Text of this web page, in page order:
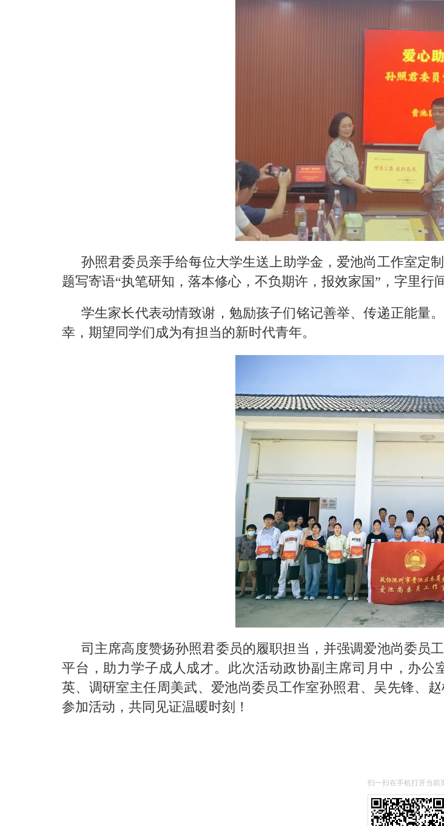
孙照君委员亲手给每位大学生送上助学金，爱池尚工作室
题写寄语“执笔研知，落本修心，不负期许，报效家国”，字里行
学生家长代表动情致谢，勉励孩子们铭记善举、传递正能量
幸，期望同学们成为有担当的新时代青年。
司主席高度赞扬孙照君委员的履职担当，并强调爱池尚委员
平台，助力学子成人成才。此次活动政协副主席司月中，办
英、调研室主任周美武、爱池尚委员工作室孙照君、吴先锋、
参加活动，共同见证温暖时刻！
扫一扫在手机打开当前